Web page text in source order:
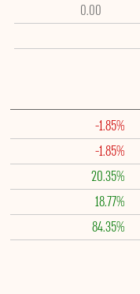
0.00
-1.85%
-1.85%
20.35%
18.77%
84.35%